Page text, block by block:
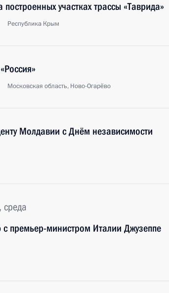
участках трассы «Таврида»
Республика Крым
Московская область, Ново-Огарёво
Молдавии с Днём независимости
среда
премьер-министром Италии Джузеппе